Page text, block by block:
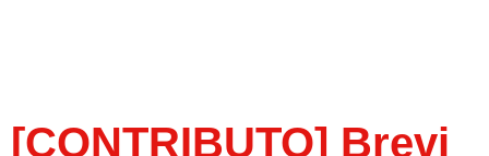
[CONTRIBUTO] Brevi